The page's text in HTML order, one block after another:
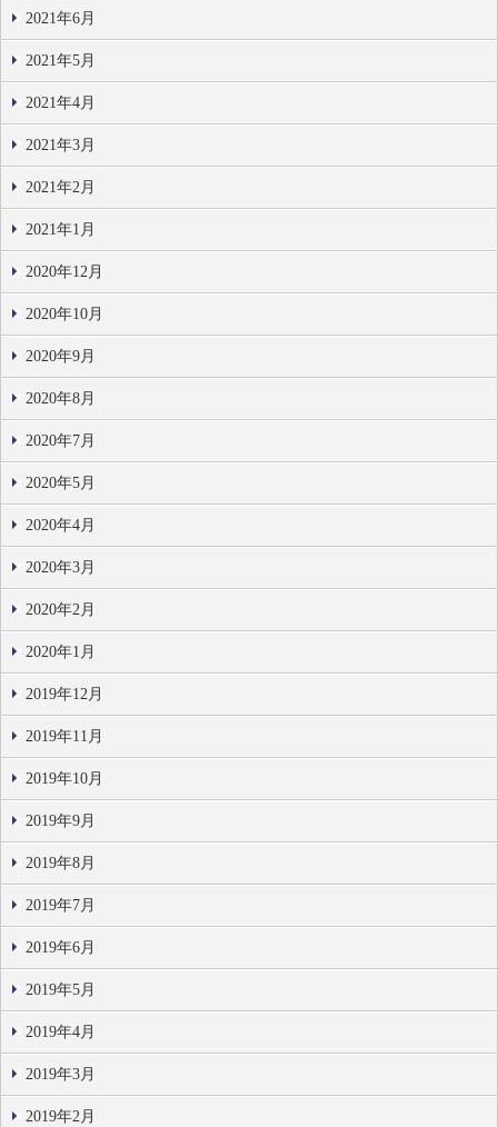
2021年6月
2021年5月
2021年4月
2021年3月
2021年2月
2021年1月
2020年12月
2020年10月
2020年9月
2020年8月
2020年7月
2020年5月
2020年4月
2020年3月
2020年2月
2020年1月
2019年12月
2019年11月
2019年10月
2019年9月
2019年8月
2019年7月
2019年6月
2019年5月
2019年4月
2019年3月
2019年2月